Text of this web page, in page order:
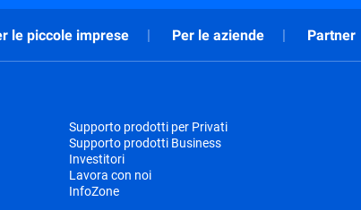
le piccole imprese Per le aziende Partner
Supporto prodotti per Privati
Supporto prodotti Business
Investitori
Lavora con noi
InfoZone